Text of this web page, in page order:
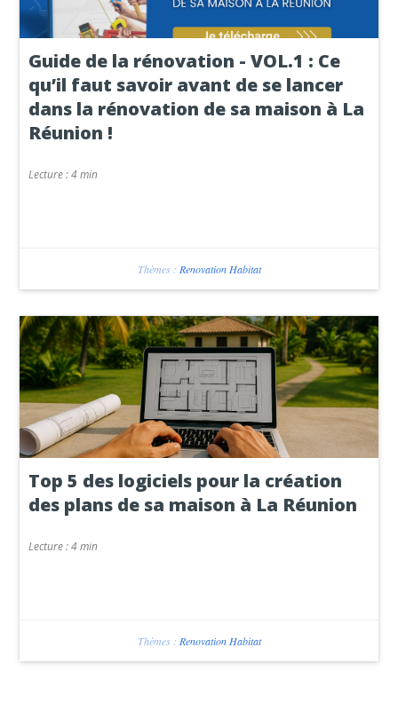
Guide de la rénovation - VOL.1 : Ce
qu’il faut savoir avant de se lancer
dans la rénovation de sa maison à La
Réunion !
Lecture :4 min
Thèmes : Renovation Habitat
Top 5 des logiciels pour la création
des plans de sa maison à La Réunion
Lecture :4 min
Thèmes : Renovation Habitat